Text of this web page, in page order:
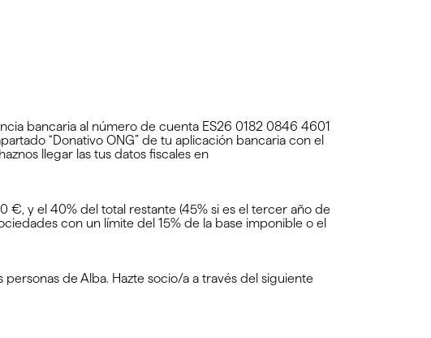
bancaria al número de cuenta ES26 0182 0846 4601
“Donativo ONG” de tu aplicación bancaria con el
llegar las tus datos fiscales en
€, y el 40% del total restante (45% si es el tercer año de
con un límite del 15% de la base imponible o el
de Alba. Hazte socio/a a través del siguiente